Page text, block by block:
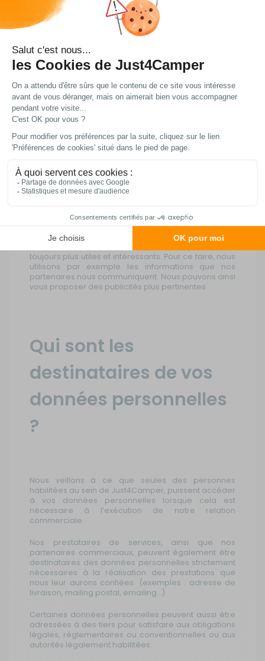
Just4Camper réalise des analyses des données
collectées à des fins marketing.
Par la suite ces données sont transformées en profils
détaillésanonymes pour être utilisés par nos
enseignes et nos partenaires commerciaux dans le
but de :
faire profiter nos clients, d’offres
avantageuses qui correspondent à leurs
réaliser des campagnes publicitaires sur le
web (display) ciblées sur les centres d’intérêts
À propos des publicités personnalisées :
Nous collaborons avec des partenaires annonceurs
toujours plus utiles et intéressants. Pour ce faire, nous
utilisons par exemple les informations que nos
partenaires nous communiquent. Nous pouvons ainsi
vous proposer des publicités plus pertinentes.
Qui sont les
destinataires de vos
données personnelles
?
Nous veillons à ce que seules des personnes
habilitées au sein de Just4Camper, puissent accéder
à vos données personnelles lorsque cela est
nécessaire à l’exécution de notre relation
commerciale.
Nos prestataires de services, ainsi que nos
partenaires commerciaux, peuvent également être
destinataires des données personnelles strictement
nécessaires à la réalisation des prestations que
nous leur aurons confiées. (exemples : adresse de
livraison, mailing postal, emailing...)
Certaines données personnelles peuvent aussi être
adressées à des tiers pour satisfaire aux obligations
légales, réglementaires ou conventionnelles ou aux
autorités légalement habilitées.